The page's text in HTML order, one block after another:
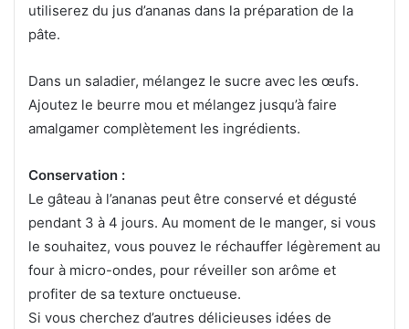
utiliserez du jus d’ananas dans la préparation de la
pâte.
Dans un saladier, mélangez le sucre avec les œufs.
Ajoutez le beurre mou et mélangez jusqu’à faire
amalgamer complètement les ingrédients.
Conservation :
Le gâteau à l’ananas peut être conservé et dégusté
pendant 3 à 4 jours. Au moment de le manger, si vous
le souhaitez, vous pouvez le réchauffer légèrement au
four à micro-ondes, pour réveiller son arôme et
profiter de sa texture onctueuse.
Si vous cherchez d’autres délicieuses idées de